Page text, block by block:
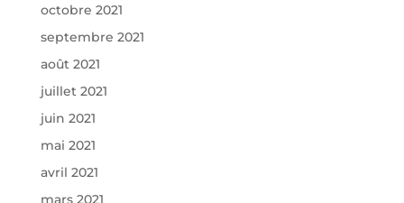
octobre 2021
septembre 2021
août 2021
juillet 2021
juin 2021
mai 2021
avril 2021
mars 2021